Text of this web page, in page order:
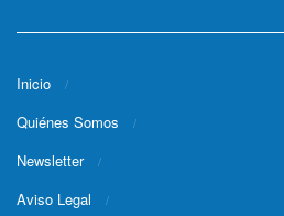
Inicio
Quiénes Somos
Newsletter
Aviso Legal